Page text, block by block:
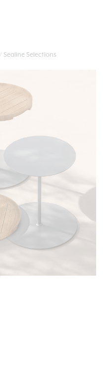
Sealine Selections